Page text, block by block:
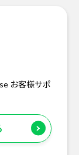
お客様サポ